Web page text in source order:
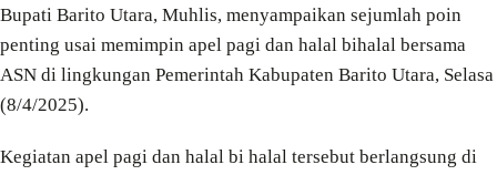
Bupati Barito Utara, Muhlis, menyampaikan sejumlah poin
penting usai memimpin apel pagi dan halal bihalal bersama
ASN di lingkungan Pemerintah Kabupaten Barito Utara, Selasa
(8/4/2025).
Kegiatan apel pagi dan halal bi halal tersebut berlangsung di